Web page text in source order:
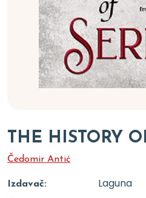
THE HISTORY
Čedomir Antić
Izdavač: Laguna